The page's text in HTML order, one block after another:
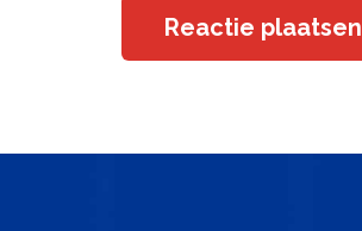
Reactie plaatsen